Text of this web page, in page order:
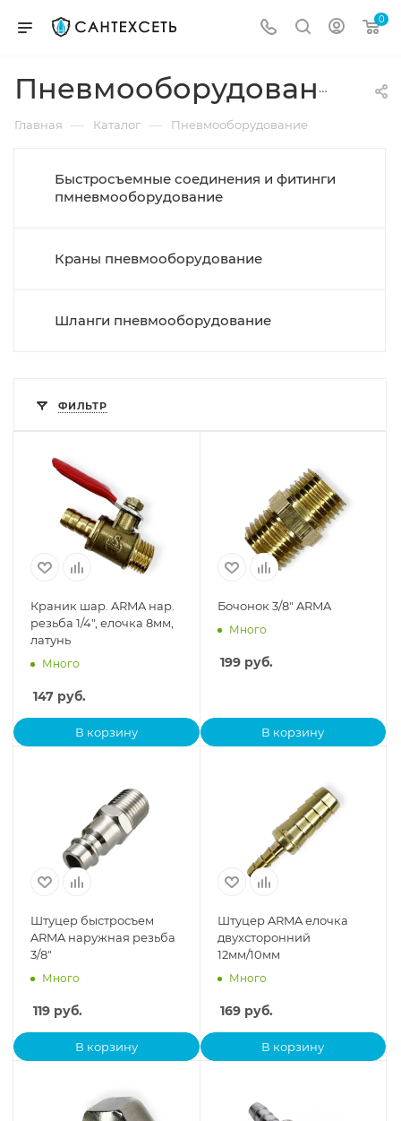
0
Пневмооборудование
Главная — Каталог — Пневмооборудование
Быстросъемные соединения и фитинги
пмневмооборудование
Краны пневмооборудование
Шланги пневмооборудование
ФИЛЬТР
Краник шар. ARMA нар.
резьба 1/4", елочка 8мм,
латунь
Много
147 руб.
В корзину
Бочонок 3/8" ARMA
Много
199руб.
В корзину
Штуцер быстросъем
ARMA наружная резьба
3/8"
Много
119 руб.
В корзину
Штуцер ARMA елочка
двухсторонний
12мм/10мм
Много
169руб.
В корзину